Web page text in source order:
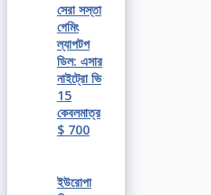
সেরা সস্তা
গেমিং
ল্যাপটপ
ডিল: এসার
নাইট্রো ভি
15
কেবলমাত্র
$ 700
ইউরোপা